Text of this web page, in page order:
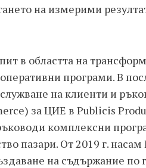
на измерими
в областта на
програми. В
на клиенти и
за ЦИЕ в Publicis
комплексни
пазари. От 2019 г.
на съдържание по